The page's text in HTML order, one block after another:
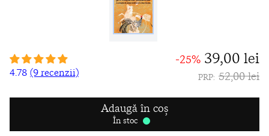
4.78 (9 recenzii)
-25% 39,00 lei
PRP: 52,00 lei
Adaugă în coș
În stoc